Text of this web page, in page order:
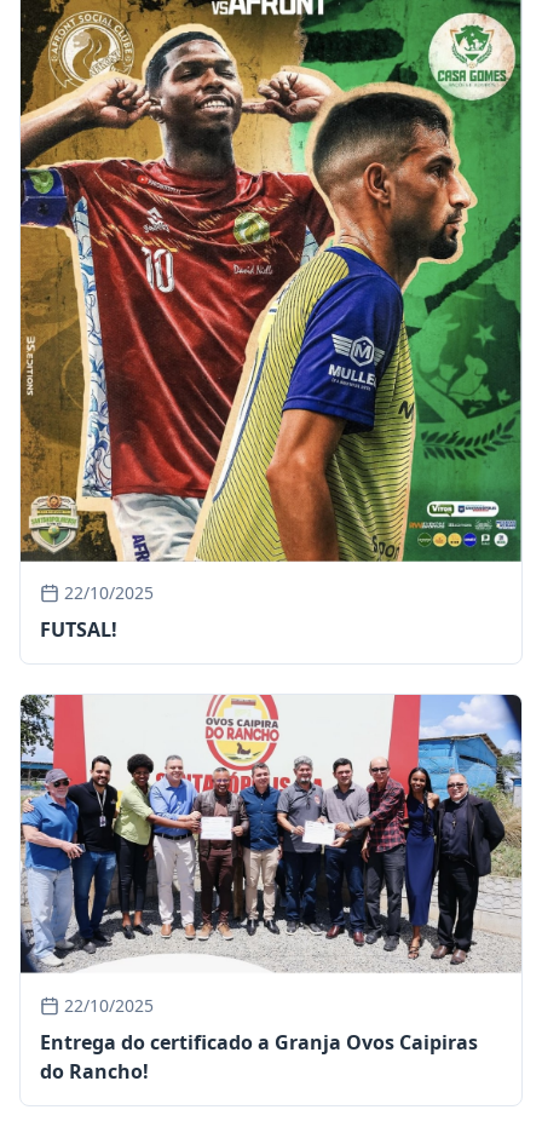
22/10/2025
FUTSAL!
22/10/2025
Entrega do certificado a Granja Ovos Caipiras
do Rancho!